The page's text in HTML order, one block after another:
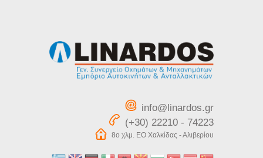
info@linardos.gr
(+30) 22210 - 74223
8ο χλμ. ΕΟ Χαλκίδας - Αλιβερίου